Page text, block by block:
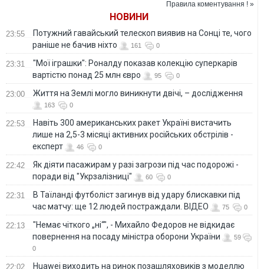
Правила коментування ! »
НОВИНИ
23:55
Потужний гавайський телескоп виявив на Сонці те, чого
раніше не бачив ніхто
161 0
23:31
"Мої іграшки": Роналду показав колекцію суперкарів
вартістю понад 25 млн євро
95 0
23:00 Життя на Землі могло виникнути двічі, – дослідження
163 0
22:53
Навіть 300 американських ракет Україні вистачить
лише на 2,5-3 місяці активних російських обстрілів -
експерт
46 0
22:42
Як діяти пасажирам у разі загрози під час подорожі -
поради від "Укрзалізниці"
60 0
22:31
В Таїланді футболіст загинув від удару блискавки під
час матчу: ще 12 людей постраждали. ВІДЕО
75 0
22:13
"Немає чіткого „ні“", - Михайло Федоров не відкидає
повернення на посаду міністра оборони України
59
0
22:02
Huawei виходить на ринок позашляховиків з моделлю